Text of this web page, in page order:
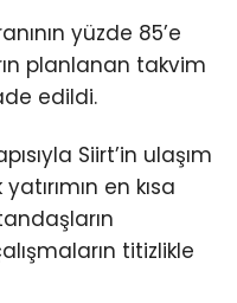
yüzde 85’e
planlanan takvim
edildi.
Siirt’in ulaşım
en kısa
titizlikle